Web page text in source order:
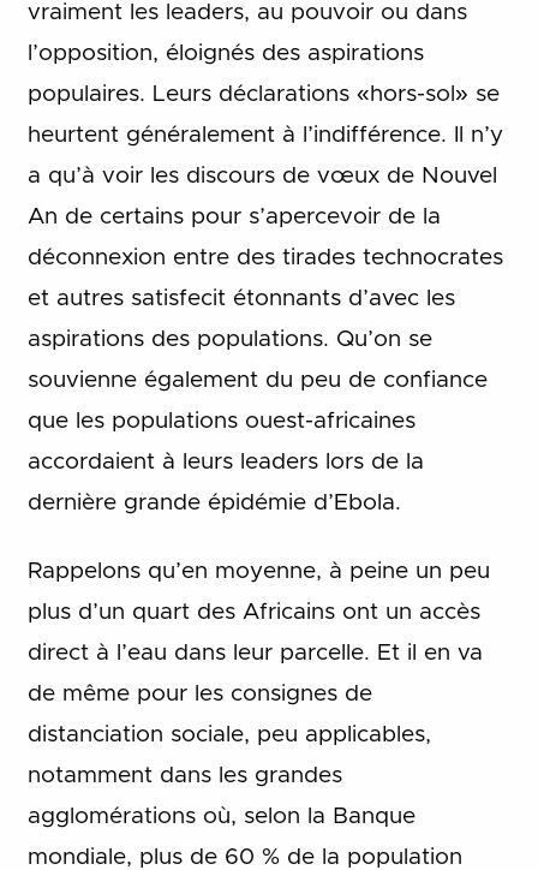
vraiment les leaders, au pouvoir ou dans
l’opposition, éloignés des aspirations
populaires. Leurs déclarations «hors-sol» se
heurtent généralement à l’indifférence. Il n’y
a qu’à voir les discours de vœux de Nouvel
An de certains pour s’apercevoir de la
déconnexion entre des tirades technocrates
et autres satisfecit étonnants d’avec les
aspirations des populations. Qu’on se
souvienne également du peu de confiance
que les populations ouest-africaines
accordaient à leurs leaders lors de la
dernière grande épidémie d’Ebola.
Rappelons qu’en moyenne, à peine un peu
plus d’un quart des Africains ont un accès
direct à l’eau dans leur parcelle. Et il en va
de même pour les consignes de
distanciation sociale, peu applicables,
notamment dans les grandes
agglomérations où, selon la Banque
mondiale, plus de 60 % de la population